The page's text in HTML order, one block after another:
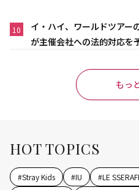
10
イ・ハイ、ワールドツア
が主催会社への法的対応を
もっ
HOT TOPICS
#Stray Kids #IU #LE